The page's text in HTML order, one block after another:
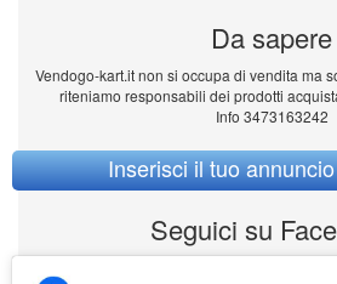
Da sapere
Vendogo-kart.it non si occupa di vendita ma
riteniamo responsabili dei prodotti
Info 3473163242
Inserisci il tuo
Seguici su